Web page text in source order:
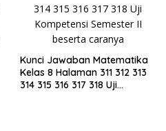
Kunci Jawaban Matematika
Kelas 8 Halaman 311 312 313
314 315 316 317 318 Uji